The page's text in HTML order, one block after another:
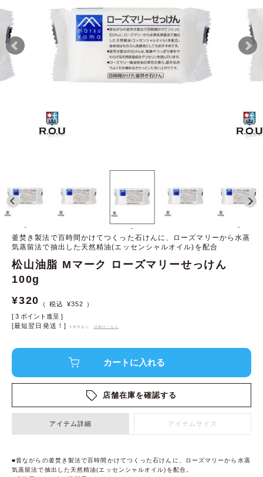
- - -
釜焚き製法で百時間かけてつくった石けんに、ローズマリーから水蒸
気蒸留法で抽出した天然精油(エッセンシャルオイル)を配合
松山油脂 Mマーク ローズマリーせっけん
100g
¥320 ¥352
[ 3 ポイント進呈 ]
[最短翌日発送！]
※条件あり、 詳細はこちら
店舗在庫を確認する
アイテム詳細 アイテムサイズ
■昔ながらの釜焚き製法で百時間かけてつくった石けんに、ローズマリーから水蒸
気蒸留法で抽出した天然精油(エッセンシャルオイル)を配合。